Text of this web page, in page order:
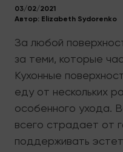
03/02/2021
Автор: Elizabeth Sydorenko
За любой
за теми, которые
Кухонные
еду от нескольких
особенного ухода.
всего страдает от
поддерживать